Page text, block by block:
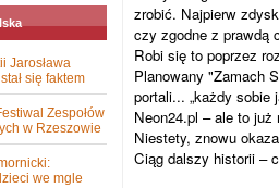
zrobić. Najpierw
czy zgodne z prawdą
Robi się to poprzez
Planowany "Zamach
portali... „każdy sobie
Neon24.pl – ale to już
Niestety, znowu
Ciąg dalszy historii –
Jarosława
się faktem
Zespołów
w Rzeszowie
we mgle